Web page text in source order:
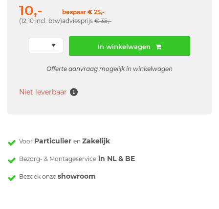
10,-
(12,10 incl. btw)
bespaar € 25,-
adviesprijs € 35,-
In winkelwagen
Offerte aanvraag mogelijk in winkelwagen
Niet leverbaar
Voor Particulier en Zakelijk
Bezorg- & Montageservice in NL & BE
Bezoek onze showroom